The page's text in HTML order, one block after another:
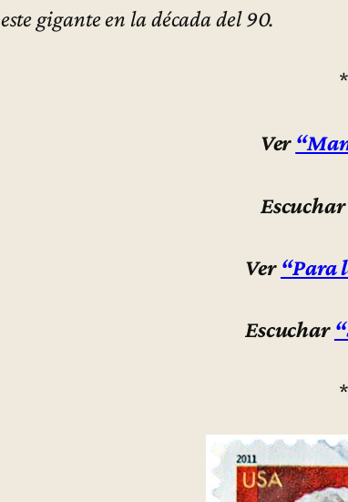
este gigante en la década del 90.
Ver
Escuchar
Ver “Para
Escuchar